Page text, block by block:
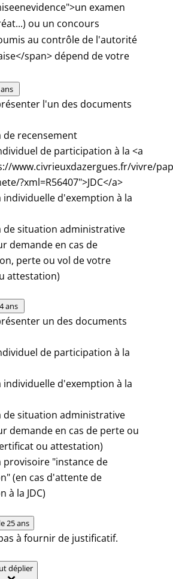
examen
ou un concours
au contrôle de l'autorité
span> dépend de votre
l'un des documents
recensement
de participation à la <a
www.civrieuxdazergues.fr/vivre/
?xml=R56407">JDC</a>
d'exemption à la
de situation administrative
demande en cas de
perte ou vol de votre
attestation)
ans
un des documents
de participation à la
d'exemption à la
de situation administrative
demande en cas de perte ou
ou attestation)
"instance de
(en cas d'attente de
à la JDC)
25 ans
à fournir de justificatif.
déplier